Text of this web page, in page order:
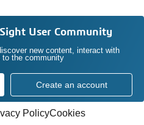
User Community
new content, interact with
to the community
Create an account
PolicyCookies